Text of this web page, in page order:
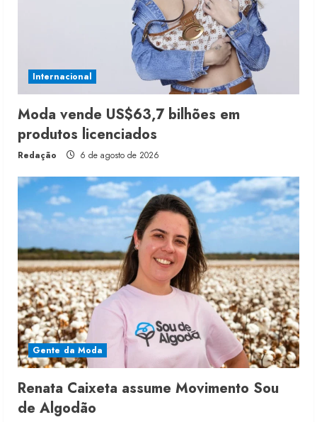
Internacional
Moda vende US$63,7 bilhões em
produtos licenciados
Redação 6 de agosto de 2026
Gente da Moda
Renata Caixeta assume Movimento Sou
de Algodão